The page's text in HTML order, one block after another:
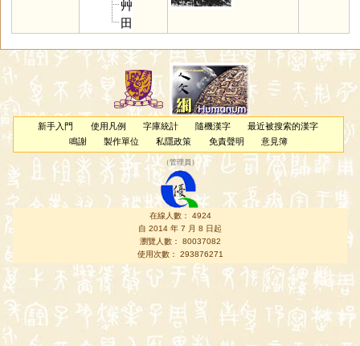
艸
田
新手入門 使用凡例 字庫統計 隨機漢字
最近被搜索的漢字
鳴謝
製作單位 私隱政策 免責聲明 意見簿
（管理員 ）
在線人數： 4924
自 2014 年 7 月 8 日起
瀏覽人數： 80037082
使用次數： 293876271